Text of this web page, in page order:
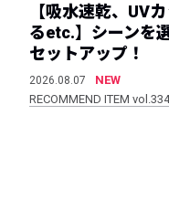
【吸水速乾、UV
るetc.】シーンを
セットアップ！
2026.08.07
NEW
RECOMMEND ITEM vol.334